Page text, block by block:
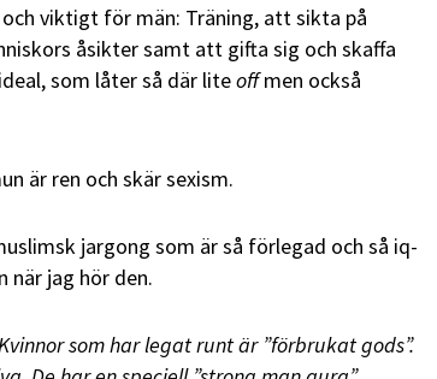
viktigt för män: Träning, att sikta på
åsikter samt att gifta sig och skaffa
som låter så där liteoffmen också
är ren och skär sexism.
jargong som är så förlegad och så iq-
när jag hör den.
som har legat runt är ”förbrukat gods”.